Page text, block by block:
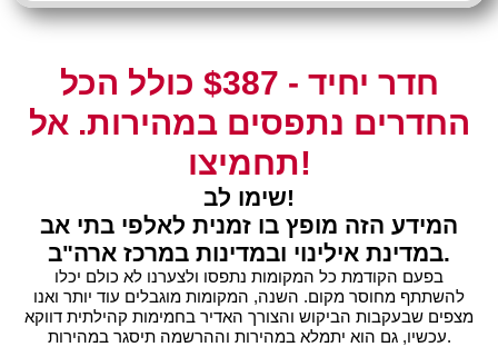
חדר יחיד - $387 כולל הכל
החדרים נתפסים במהירות. אל
תחמיצו!
שימו לב!
המידע הזה מופץ בו זמנית לאלפי בתי אב
במדינת אילינוי ובמדינות במרכז ארה"ב.
בפעם הקודמת כל המקומות נתפסו ולצערנו לא כולם יכלו
להשתתף מחוסר מקום. השנה, המקומות מוגבלים עוד יותר ואנו
מצפים שבעקבות הביקוש והצורך האדיר בחמימות קהילתית דווקא
עכשיו, גם הוא יתמלא במהירות וההרשמה תיסגר במהירות.